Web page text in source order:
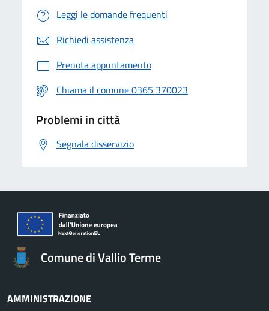
Leggi le domande frequenti
Richiedi assistenza
Prenota appuntamento
Chiama il comune 0365 370023
Problemi in città
Segnala disservizio
Comune di Vallio Terme
AMMINISTRAZIONE